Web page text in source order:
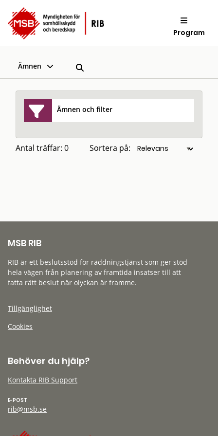
Program
Ämnen
Ämnen och filter
Antal träffar: 0 Sortera på:
MSB RIB
RIB är ett beslutsstöd för räddningstjänst som ger stöd
hela vägen från planering av framtida insatser till att
fatta rätt beslut när olyckan är framme.
Tillgänglighet
Cookies
Behöver du hjälp?
Kontakta RIB Support
E-POST
rib@msb.se